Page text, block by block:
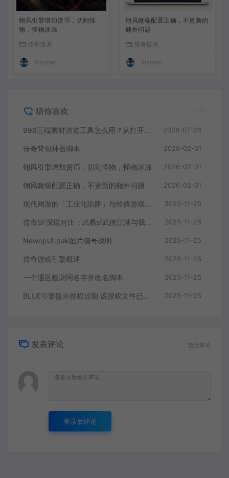
翎风引擎增加货币，切割怪
物，怪物冰冻
传奇技术
Xiaobei
翎风微端配置正确，不更新的
额外问题
传奇技术
Xiaobei
猜你喜欢
996三端素材浏览工具怎么用？从打开目录到定位素材 2026-07-24
传奇背包神器脚本 2026-02-01
翎风引擎增加货币，切割怪物，怪物冰冻 2026-02-01
翎风微端配置正确，不更新的额外问题 2026-02-01
现代网游的「工业化陷阱」与经典游戏的「自由灵魂」：从热血传奇看游戏设计的本真回归 2025-11-25
传奇SF深度对比：武易sf武侠江湖与我本沉默sf经典复刻的差异解析 2025-11-25
NewopUI.pak图片编号说明 2025-11-25
传奇游戏引擎概述 2025-11-25
一个通区检测同名字并改名脚本 2025-11-25
BLUE引擎提示授权过期 该授权文件已经到期解决方案 2025-11-25
发表评论 暂无评论
登录后评论